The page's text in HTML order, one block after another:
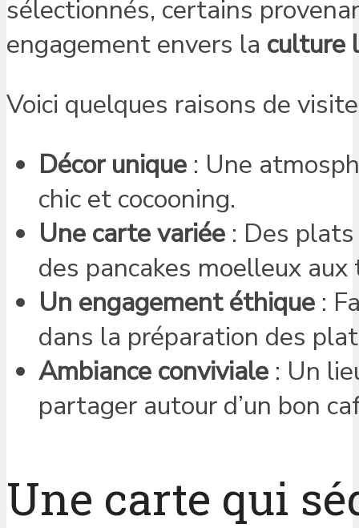
sélectionnés, certains
engagement envers la culture
Voici quelques raisons de
Décor unique : Une
chic et cocooning.
Une carte variée : Des
des pancakes moelleux
Un engagement éthique :
dans la préparation des
Ambiance conviviale : Un
partager autour d’un bon
Une carte qui